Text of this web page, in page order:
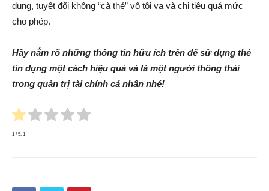
dụng, tuyệt đối không “cà thẻ” vô tội vạ và chi tiêu quá mức
cho phép.
Hãy nắm rõ những thông tin hữu ích trên để sử dụng thẻ
tín dụng một cách hiệu quả và là một người thông thái
trong quản trị tài chính cá nhân nhé!
1 / 5. 1